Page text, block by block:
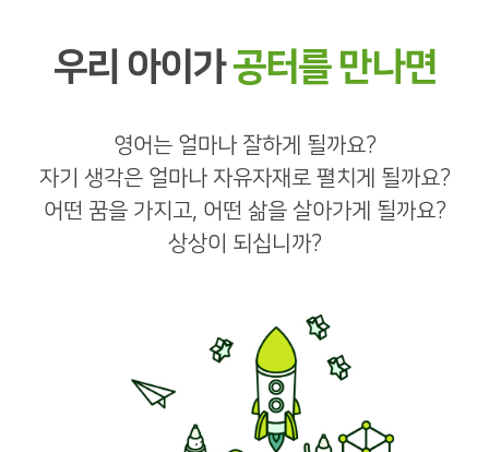
우리 아이가공터를 만나면
영어는 얼마나 잘하게 될까요?
자기 생각은 얼마나 자유자재로 펼치게 될까요?
어떤 꿈을 가지고, 어떤 삶을 살아가게 될까요?
상상이 되십니까?